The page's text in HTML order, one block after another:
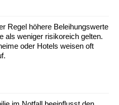
Regel höhere Beleihungswerte
als weniger risikoreich gelten.
oder Hotels weisen oft